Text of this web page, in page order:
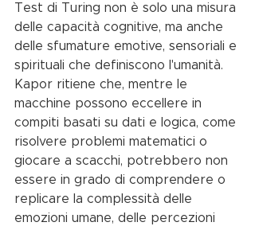
Test di Turing non è solo una misura
delle capacità cognitive, ma anche
delle sfumature emotive, sensoriali e
spirituali che definiscono l'umanità.
Kapor ritiene che, mentre le
macchine possono eccellere in
compiti basati su dati e logica, come
risolvere problemi matematici o
giocare a scacchi, potrebbero non
essere in grado di comprendere o
replicare la complessità delle
emozioni umane, delle percezioni